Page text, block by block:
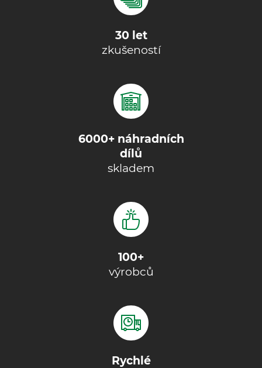
30 let
zkušeností
6000+ náhradních
dílů
skladem
100+
výrobců
Rychlé